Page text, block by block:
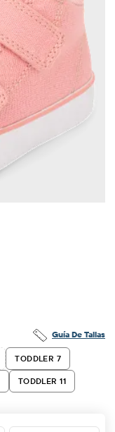
Guía De Tallas
TODDLER 7
TODDLER 11